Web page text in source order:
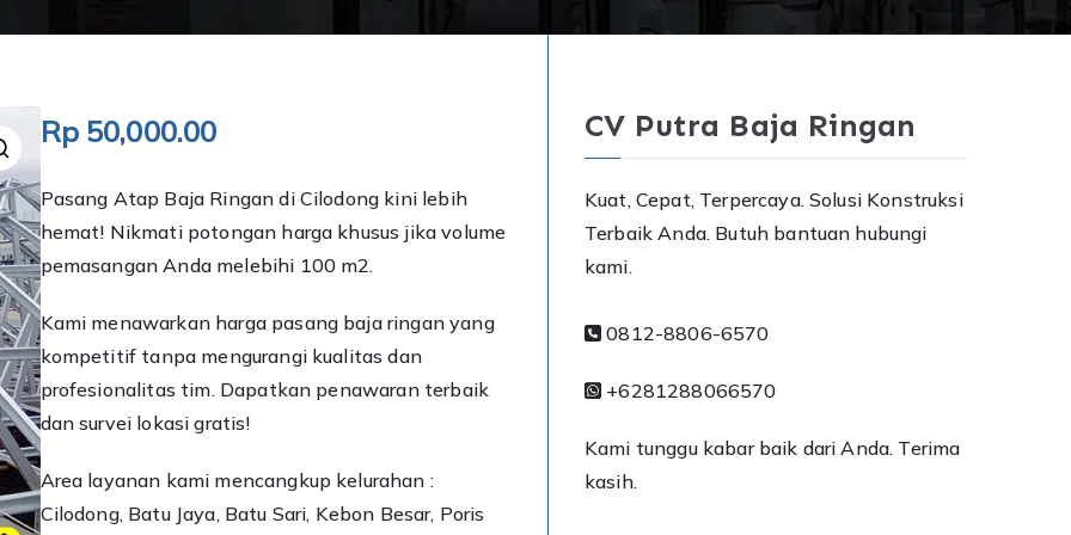
Rp50,000.00
Pasang Atap Baja Ringan di Cilodong kini lebih
hemat! Nikmati potongan harga khusus jika volume
pemasangan Anda melebihi 100 m2.
Kami menawarkan harga pasang baja ringan yang
kompetitif tanpa mengurangi kualitas dan
profesionalitas tim. Dapatkan penawaran terbaik
dan survei lokasi gratis!
Area layanan kami mencangkup kelurahan :
Cilodong, Batu Jaya, Batu Sari, Kebon Besar, Poris
CV Putra Baja Ringan
Kuat, Cepat, Terpercaya. Solusi Konstruksi
Terbaik Anda. Butuh bantuan hubungi
kami.
0812-8806-6570
+6281288066570
Kami tunggu kabar baik dari Anda. Terima
kasih.